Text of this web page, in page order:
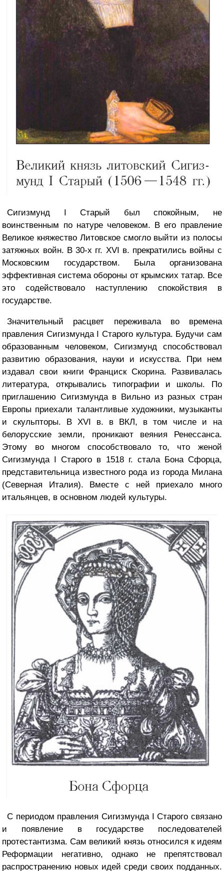
Сигизмунд I Старый был спокойным, не
воинственным по натуре человеком. В его правление
Великое княжество Литовское смогло выйти из полосы
затяжных войн. В 30-х гг. XVI в. прекратились войны с
Московским государством. Была организована
эффективная система обороны от крымских татар. Все
это содействовало наступлению спокойствия в
государстве.
Значительный расцвет переживала во времена
правления Сигизмунда I Старого культура. Будучи сам
образованным человеком, Сигизмунд способствовал
развитию образования, науки и искусства. При нем
издавал свои книги Франциск Скорина. Развивалась
литература, открывались типографии и школы. По
приглашению Сигизмунда в Вильно из разных стран
Европы приехали талантливые художники, музыканты
и скульпторы. В XVI в. в ВКЛ, в том числе и на
белорусские земли, проникают веяния Ренессанса.
Этому во многом способствовало то, что женой
Сигизмунда I Старого в 1518 г. стала Бона Сфорца,
представительница известного рода из города Милана
(Северная Италия). Вместе с ней приехало много
итальянцев, в основном людей культуры.
С периодом правления Сигизмунда I Старого связано
и появление в государстве последователей
протестантизма. Сам великий князь относился к идеям
Реформации негативно, однако не препятствовал
распространению новых идей среди своих подданных.